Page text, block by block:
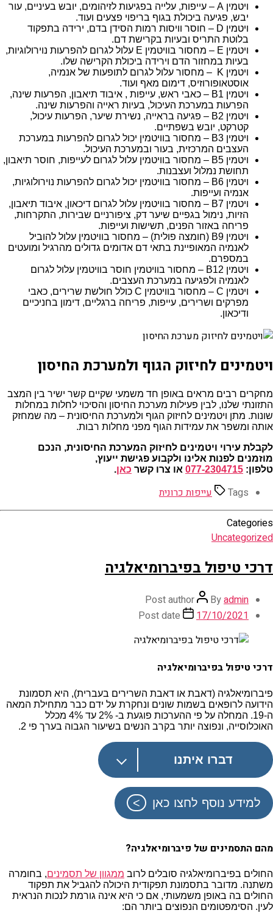
ויטמין A – עייפות, עלייה בפגיעות לזיהומים, יובש בעיניים, עור
יבש, פגיעה ביכולת בגוף בריפוי פצעים ועוד.
ויטמין D – חוסר וויסות רמות הסידן בדם, ירידה בתפקוד
בלוטת התריס ובעיות בקרישת דם.
ויטמין E – מחסור בוויטמין E עלול לגרום להפרעות נוירולוגיות,
בעיות במחזור הדם וירידה ביכולת הקרישה שלו.
ויטמין K – מחסור עלול לגרום לתופעות של אנמיה,
אוסטאופורוזיס, דימום מאף ועוד.
ויטמין B1 – כאבי ראש, עייפות , איבוד תיאבון, הפרעות שינה,
הפרעות במערכת העיכול, בעיות ראייה והפרעות שינה.
ויטמין B2 – פגיעה בראייה, נשירת שיער, הפרעות עיכול,
קטרקט, יובש בשפתיים.
ויטמין B3 – מחסור בוויטמין יכול לגרום להפרעות במערכת
העצבים המרכזית, בעור ובמערכת העיכול.
ויטמין B5 – מחסור בוויטמין עלול לגרום לעייפות, חוסר תיאבון,
תחושת נמלול ועצבנות.
ויטמין B6 – מחסור בוויטמין יכול לגרום להפרעות נוירולוגיות,
אנמיה ועייפות.
ויטמין B7 – מחסור בוויטמין עלול לגרום דיכאון, איבוד תיאבון,
הזיות, נימול בגפיים שיער דק, ציפורניים שבירות, התקרחות,
פריחה באזור הפנים, תשישות ועייפות.
ויטמין B9 (חומצה פולית) – מחסור בוויטמין עלול להוביל
לאנמיה המאופיינת בתאי דם אדומים גדולים מהרגיל ומועטים
במספרם.
ויטמין B12 – מחסור בוויטמין חוסר בוויטמין עלול לגרום
לאנמיה ולפגיעה במערכת העצבים.
ויטמין C – מחסור בוויטמין C כולל חולשת שרירים, כאבי
מפרקים ושרירים, עייפות, פריחה ברגליים, דימון בחניכיים
ודיכאון.
ויטמינים לחיזוק הגוף ולמערכת החיסון
מחקרים רבים מראים באופן חד משמעי שקיים קשר ישיר בין המצב
התזונתי שלנו, לבין פעילות מערכת החיסון והסיכוי לחלות במחלות
שונות. מתן ויטמינים לחיזוק הגוף ולמערכת החיסונית – מה שמחזק
אותה ומשפר את עמידות הגוף מפני מחלות רבות.
לקבלת עירוי ויטמינים לחיזוק המערכת החיסונית, הנכם
מוזמנים לפנות אלינו ולקבוע פגישת ייעוץ,
טלפון: 077-2304715 או צרו קשר כאן.
Tags עייפות כרונית
Categories
Uncategorized
דרכי טיפול בפיברומיאלגיה
Post author Byadmin
Post date
17/10/2021
דרכי טיפול בפיברומיאלגיה
פיברומיאלגיה (דאבת או דאבת השרירים בעברית), היא תסמונת
הידועה לרופאים בשמות שונים ונחקרת על ידם כבר מתחילת המאה
ה-19. המחלה על פי ההערכות פוגעת ב- 2% עד 4% מכלל
האוכלוסייה, ונפוצה יותר בקרב הנשים בשיעור הגבוה בערך פי 2.
דברו איתנו
למידע נוסף לחצו כאן
מהם התסמינים של פיברומיאלגיה?
החולים בפיברומיאלגיה סובלים לרוב ממגוון של תסמינים, בחומרה
משתנה. מדובר בתסמונת תפקודית היכולה להגביל את תפקוד
החולים בה באופן משמעותי, אם כי היא אינה גורמת לנכות הנראית
לעין. הסימפטומים הנפוצים ביותר הם: